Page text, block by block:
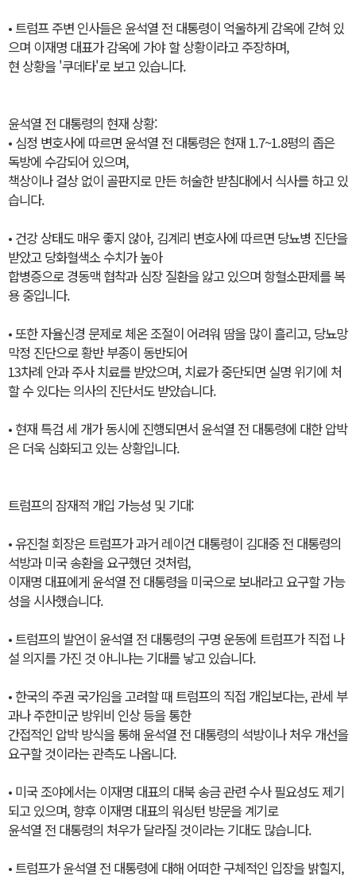
• 트럼프 주변 인사들은 윤석열 전 대통령이 억울하게 감옥에 갇혀 있
으며 이재명 대표가 감옥에 가야 할 상황이라고 주장하며,
현 상황을 '쿠데타'로 보고 있습니다.
윤석열 전 대통령의 현재 상황:
• 심정 변호사에 따르면 윤석열 전 대통령은 현재 1.7~1.8평의 좁은
독방에 수감되어 있으며,
책상이나 걸상 없이 골판지로 만든 허술한 받침대에서 식사를 하고 있
습니다.
• 건강 상태도 매우 좋지 않아, 김계리 변호사에 따르면 당뇨병 진단을
받았고 당화혈색소 수치가 높아
합병증으로 경동맥 협착과 심장 질환을 앓고 있으며 항혈소판제를 복
용 중입니다.
• 또한 자율신경 문제로 체온 조절이 어려워 땀을 많이 흘리고, 당뇨망
막정 진단으로 황반 부종이 동반되어
13차례 안과 주사 치료를 받았으며, 치료가 중단되면 실명 위기에 처
할 수 있다는 의사의 진단서도 받았습니다.
• 현재 특검 세 개가 동시에 진행되면서 윤석열 전 대통령에 대한 압박
은 더욱 심화되고 있는 상황입니다.
트럼프의 잠재적 개입 가능성 및 기대:
• 유진철 회장은 트럼프가 과거 레이건 대통령이 김대중 전 대통령의
석방과 미국 송환을 요구했던 것처럼,
이재명 대표에게 윤석열 전 대통령을 미국으로 보내라고 요구할 가능
성을 시사했습니다.
• 트럼프의 발언이 윤석열 전 대통령의 구명 운동에 트럼프가 직접 나
설 의지를 가진 것 아니냐는 기대를 낳고 있습니다.
• 한국의 주권 국가임을 고려할 때 트럼프의 직접 개입보다는, 관세 부
과나 주한미군 방위비 인상 등을 통한
간접적인 압박 방식을 통해 윤석열 전 대통령의 석방이나 처우 개선을
요구할 것이라는 관측도 나옵니다.
• 미국 조야에서는 이재명 대표의 대북 송금 관련 수사 필요성도 제기
되고 있으며, 향후 이재명 대표의 워싱턴 방문을 계기로
윤석열 전 대통령의 처우가 달라질 것이라는 기대도 많습니다.
• 트럼프가 윤석열 전 대통령에 대해 어떠한 구체적인 입장을 밝힐지,